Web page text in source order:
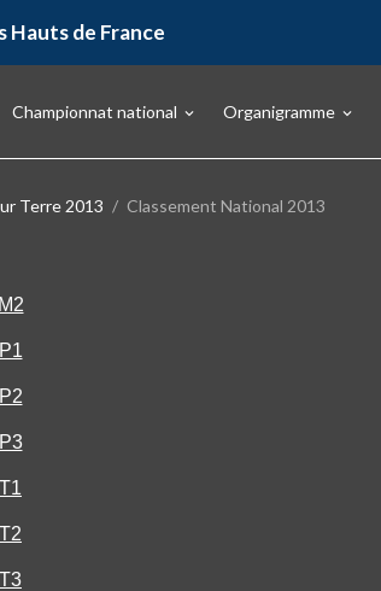
Hauts de France
Championnat national Organigramme
Terre 2013 Classement National 2013